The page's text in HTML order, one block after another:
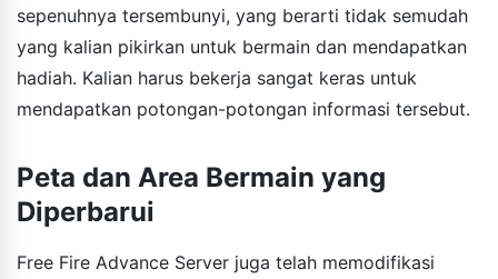
sepenuhnya tersembunyi, yang berarti tidak semudah
yang kalian pikirkan untuk bermain dan mendapatkan
hadiah. Kalian harus bekerja sangat keras untuk
mendapatkan potongan-potongan informasi tersebut.
Peta dan Area Bermain yang
Diperbarui
Free Fire Advance Server juga telah memodifikasi